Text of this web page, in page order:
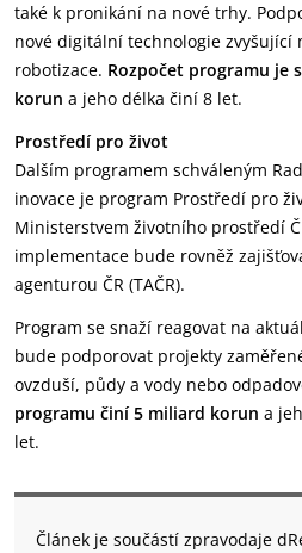
také k pronikání na nové trhy.
nové digitální technologie zvyšující
robotizace. Rozpočet programu je
korun a jeho délka činí 8 let.
Prostředí pro život
Dalším programem schváleným
inovace je program Prostředí pro
Ministerstvem životního prostředí
implementace bude rovněž
agenturou ČR (TAČR).
Program se snaží reagovat na
bude podporovat projekty
ovzduší, půdy a vody nebo
programu činí 5 miliard korun a
let.
Článek je součástí zpravodaje